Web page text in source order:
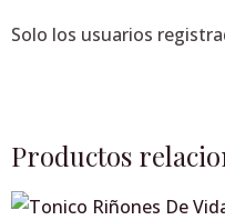
Solo los usuarios
Productos